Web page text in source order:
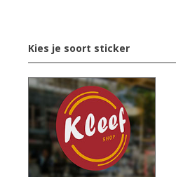
Kies je soort sticker